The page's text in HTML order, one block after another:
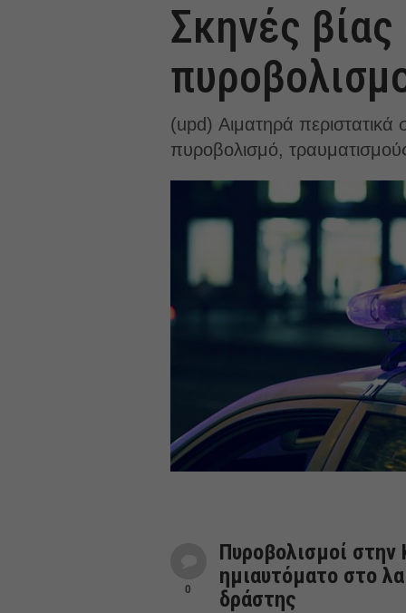
Σκηνές
(upd) Αιματηρά
πυροβολισμό,
0
Πυροβολισμοί στην
ημιαυτόματο στο
δράστης